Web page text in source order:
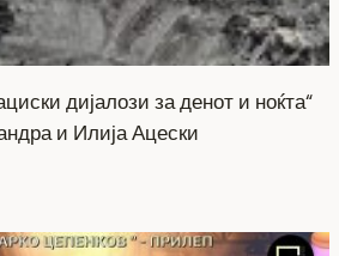
дијалози за денот и ноќта“
и Илија Ацески